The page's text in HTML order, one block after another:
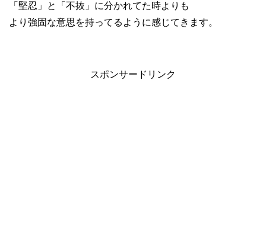
「堅忍」と「不抜」に分かれてた時よりも
より強固な意思を持ってるように感じてきます。
スポンサードリンク